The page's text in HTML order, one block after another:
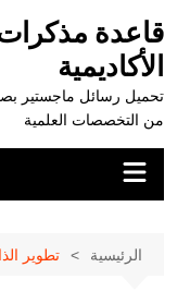
المحتوى
قاعدة
الأكاديمية
من التخصصات العلمية
الرئيسية تطوير